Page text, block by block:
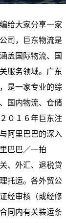
给大家分享一家
司，巨东物流是
盖国际物流、国
服务领域。广东
是一家专业的综
国内物流、仓储
０１６年巨东注
阿里巴巴的深入
巴巴／一拍
、外汇、退税贷
托运。各外贸公
经审核（或经修
同内有关装运条